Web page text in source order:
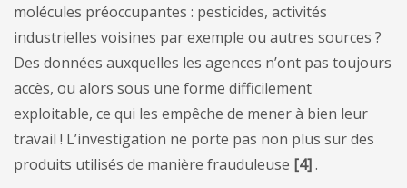
molécules préoccupantes : pesticides, activités
industrielles voisines par exemple ou autres sources ?
Des données auxquelles les agences n’ont pas toujours
accès, ou alors sous une forme difficilement
exploitable, ce qui les empêche de mener à bien leur
travail ! L’investigation ne porte pas non plus sur des
produits utilisés de manière frauduleuse [4].